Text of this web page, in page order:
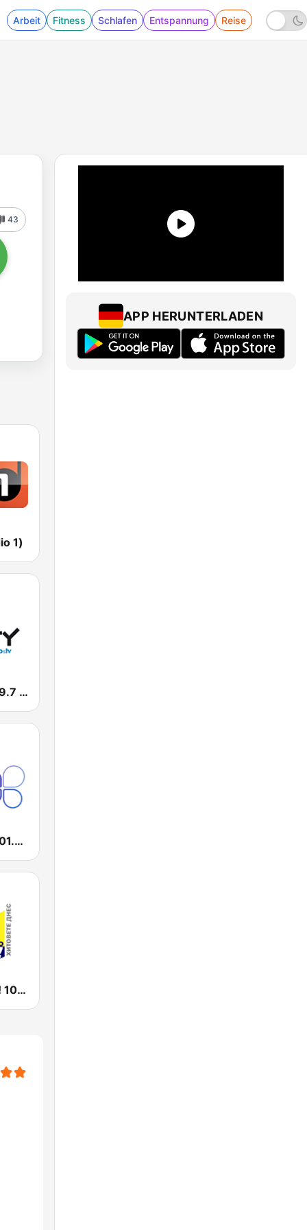
Arbeit Fitness Schlafen Entspannung Reise
43
1)
Радио City 99.7 FM
Radio Nova 101.7 FM
Радио Fresh! 100.3 FM
APP HERUNTERLADEN